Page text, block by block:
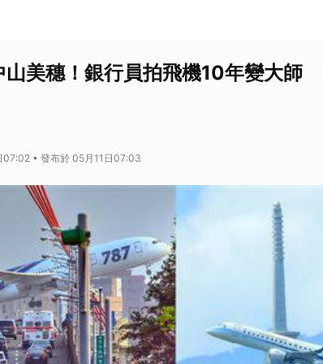
山美穗！銀行員拍飛機10年變大師
07:02 • 發布於 05月11日07:03